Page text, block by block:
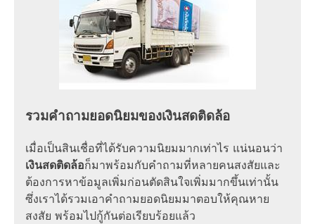
รวมคำถามยอดนิยมของเงินสดติดล้อ
เมื่อเป็นสินเชื่อที่ได้รับความนิยมมากเท่าไร แน่นอนว่า
เงินสดติดล้อก็มาพร้อมกับคำถามที่หลายคนสงสัยและ
ต้องการหาข้อมูลเพิ่มก่อนตัดสินใจเพิ่มมากขึ้นเท่านั้น
ซึ่งเราได้รวมเอาคำถามยอดนิยมมาตอบให้คุณหาย
สงสัย พร้อมไปกู้กันต่อเรียบร้อยแล้ว